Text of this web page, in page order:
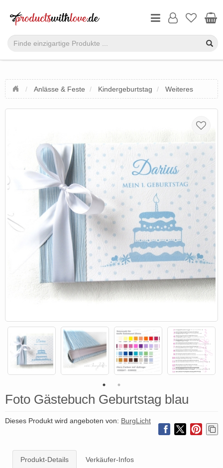
Anlässe & Feste Kindergeburtstag Weiteres
Foto Gästebuch Geburtstag blau
Dieses Produkt wird angeboten von: BurgLicht
Produkt-Details Verkäufer-Infos